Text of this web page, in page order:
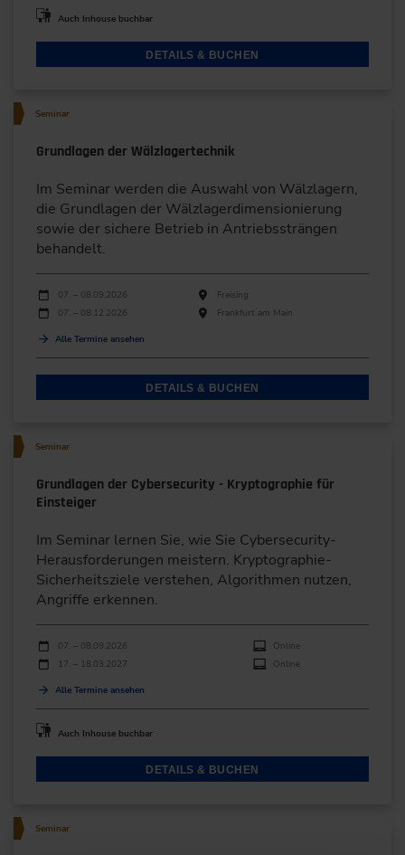
Auch Inhouse buchbar
DETAILS & BUCHEN
Seminar
Grundlagen der Wälzlagertechnik
Im Seminar werden die Auswahl von Wälzlagern,
die Grundlagen der Wälzlagerdimensionierung
sowie der sichere Betrieb in Antriebssträngen
behandelt.
Durchführungen
Veranstaltungsdatum Veranstaltungsort
07. – 08.09.2026
Freising
07. – 08.12.2026
Frankfurt am Main
Alle Termine ansehen
DETAILS & BUCHEN
Seminar
Grundlagen der Cybersecurity - Kryptographie für
Einsteiger
Im Seminar lernen Sie, wie Sie Cybersecurity-
Herausforderungen meistern. Kryptographie-
Sicherheitsziele verstehen, Algorithmen nutzen,
Angriffe erkennen.
Durchführungen
Veranstaltungsdatum
07. – 08.09.2026
Online
17. – 18.03.2027
Online
Alle Termine ansehen
Auch Inhouse buchbar
DETAILS & BUCHEN
Seminar